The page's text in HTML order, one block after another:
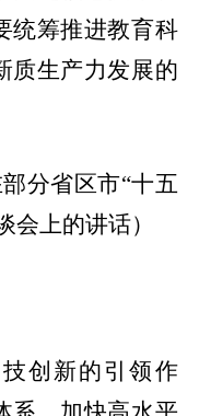
统筹推进教育科
质生产力发展的
部分省区市“十五
会上的讲话）
创新的引领作